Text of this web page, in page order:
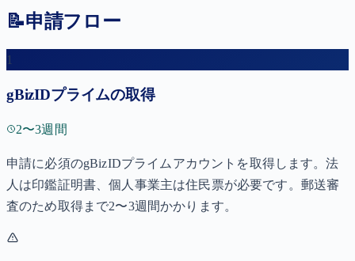
📝申請フロー
1
gBizIDプライムの取得
2〜3週間
申請に必須のgBizIDプライムアカウントを取得します。法
人は印鑑証明書、個人事業主は住民票が必要です。郵送審
査のため取得まで2〜3週間かかります。